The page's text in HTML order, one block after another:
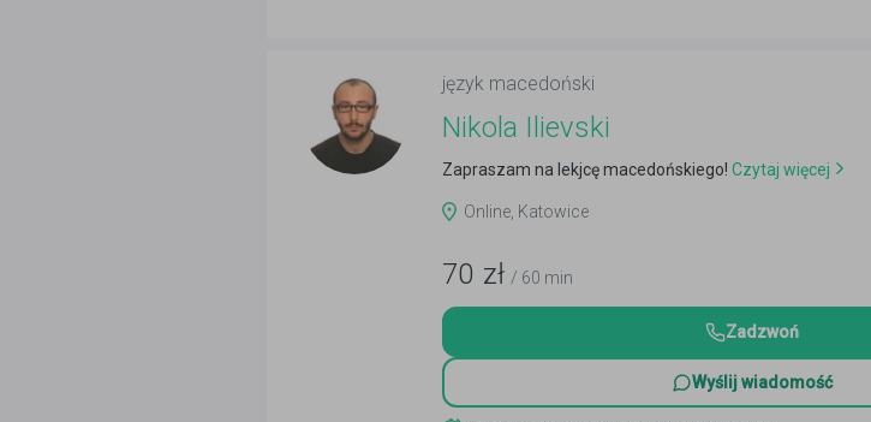
język macedoński
Nikola Ilievski
Zapraszam na lekjcę macedońskiego! Czytaj więcej
Online, Katowice
70 zł / 60 min
Zadzwoń
Wyślij wiadomość